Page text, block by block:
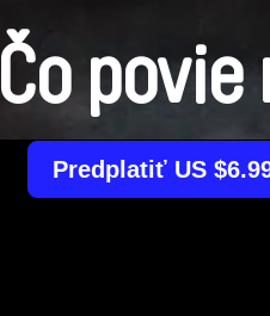
Čo povie
Predplatiť US